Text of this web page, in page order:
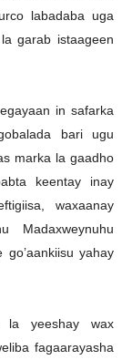
labadaba uga
garab istaageen
in safarka
bari ugu
marka la gaadho
keentay inay
waxaanay
Madaxweynuhu
yahay
la yeeshay wax
fagaarayasha